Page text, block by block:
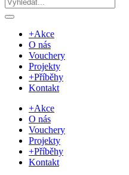
+Akce
O nás
Vouchery
Projekty
+Příběhy
Kontakt
+Akce
O nás
Vouchery
Projekty
+Příběhy
Kontakt